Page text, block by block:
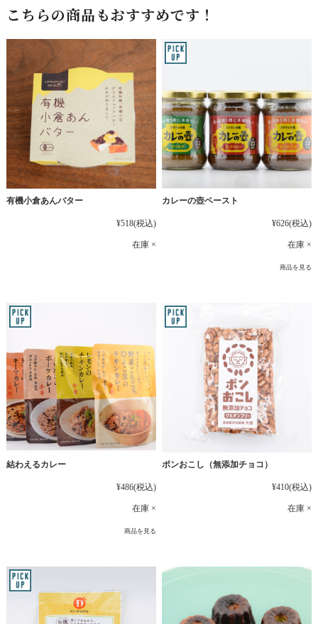
こちらの商品もおすすめです！
有機小倉あんバター
¥518(税込)
在庫 ×
カレーの壺ペースト
¥626(税込)
在庫 ×
商品を見る
結わえるカレー
¥486(税込)
在庫 ×
商品を見る
ポンおこし（無添加チョコ）
¥410(税込)
在庫 ×